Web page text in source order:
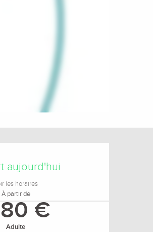
et
aujourd'hui
les horaires
À partir de
€
Adulte